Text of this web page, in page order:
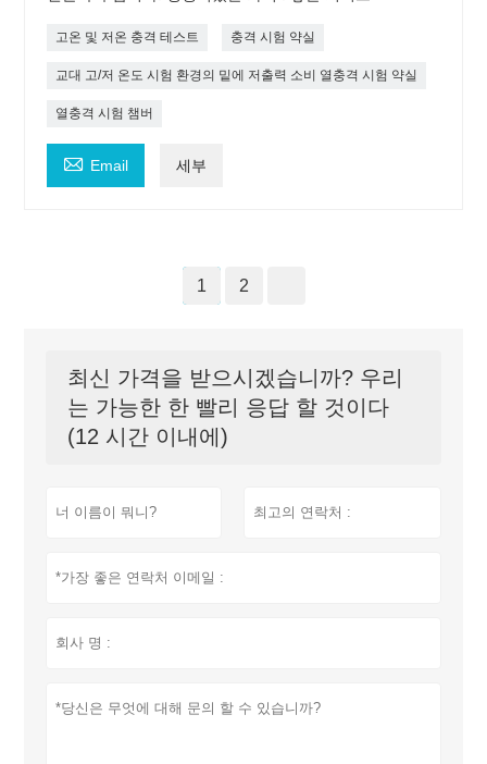
고온 및 저온 충격 테스트 충격 시험 약실
교대 고/저 온도 시험 환경의 밑에 저출력 소비 열충격 시험 약실
열충격 시험 챔버
 Email 세부
1 2
최신 가격을 받으시겠습니까? 우리
는 가능한 한 빨리 응답 할 것이다
(12 시간 이내에)